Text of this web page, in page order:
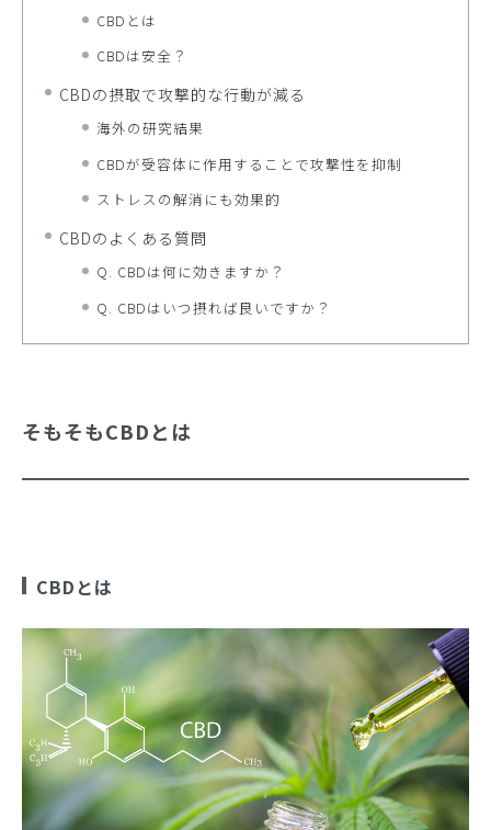
CBDとは
CBDは安全？
CBDの摂取で攻撃的な行動が減る
海外の研究結果
CBDが受容体に作用することで攻撃性を抑制
ストレスの解消にも効果的
CBDのよくある質問
Q. CBDは何に効きますか？
Q. CBDはいつ摂れば良いですか？
そもそもCBDとは
CBDとは